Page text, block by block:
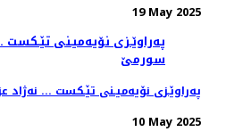
19 May 2025
په‌راوێـزی نۆیه‌میـنی تێـكست ... نه‌ژاد
10 May 2025